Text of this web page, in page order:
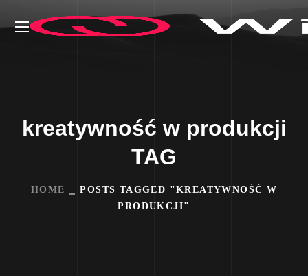
kreatywność w produkcji
TAG
HOME
POSTS TAGGED "KREATYWNOŚĆ W
PRODUKCJI"